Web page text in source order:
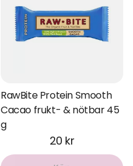
RawBite Protein Smooth
Cacao frukt- & nötbar 45
g
20 kr